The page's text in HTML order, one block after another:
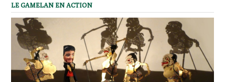
LE GAMELAN EN ACTION